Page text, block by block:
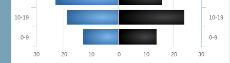
0-9
10-19
0-9
10-19
30 20 10 0 10 20 30